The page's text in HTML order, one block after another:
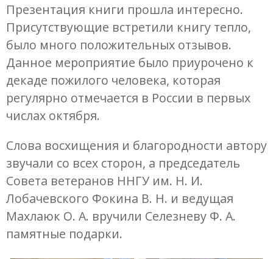
Презентация книги прошла интересно.
Присутствующие встретили книгу тепло,
было много положительных отзывов.
Данное мероприятие было приурочено к
декаде пожилого человека, которая
регулярно отмечается в России в первых
числах октября.
Слова восхищения и благородности автору
звучали со всех сторон, а председатель
Совета ветеранов ННГУ им. Н. И.
Лобачевского Фокина В. Н. и ведущая
Махлаюк О. А. вручили Селезневу Ф. А.
памятные подарки.